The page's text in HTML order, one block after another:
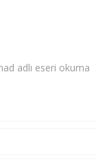
adlı eseri okuma